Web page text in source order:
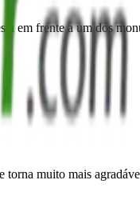
em frente a um dos
torna muito mais